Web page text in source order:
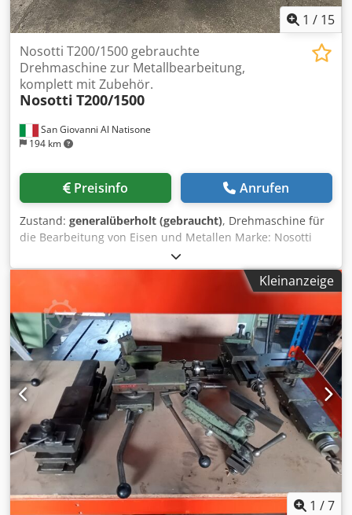
1 / 15
San Giovanni Al Natisone
194 km
Nosotti T200/1500 gebrauchte
Drehmaschine zur Metallbearbeitung,
komplett mit Zubehör.
Nosotti T200/1500
Preisinfo Anrufen
Zustand: generalüberholt (gebraucht), Drehmaschine für
die Bearbeitung von Eisen und Metallen Marke: Nosotti
Modell: T200/1500 Dedpey D Sunefx Aldokr Zubehör
gemäß Abbildung Abmessungen: 270 cm x 80 cm, Höhe
Kleinanzeige
1 /7